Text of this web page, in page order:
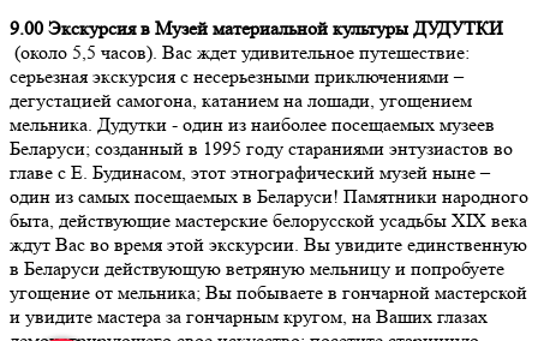
9.00 Экскурсия в Музей материальной культуры ДУДУТКИ
(около 5,5 часов). Вас ждет удивительное путешествие:
серьезная экскурсия с несерьезными приключениями –
дегустацией самогона, катанием на лошади, угощением
мельника. Дудутки - один из наиболее посещаемых музеев
Беларуси; созданный в 1995 году стараниями энтузиастов во
главе с Е. Будинасом, этот этнографический музей ныне –
один из самых посещаемых в Беларуси! Памятники народного
быта, действующие мастерские белорусской усадьбы XIX века
ждут Вас во время этой экскурсии. Вы увидите единственную
в Беларуси действующую ветряную мельницу и попробуете
угощение от мельника; Вы побываете в гончарной мастерской
и увидите мастера за гончарным кругом, на Ваших глазах